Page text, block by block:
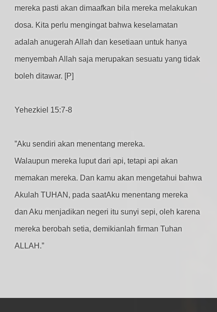
mereka pasti akan dimaafkan bila mereka melakukan
dosa. Kita perlu mengingat bahwa keselamatan
adalah anugerah Allah dan kesetiaan untuk hanya
menyembah Allah saja merupakan sesuatu yang tidak
boleh ditawar. [P]
Yehezkiel 15:7-8
”Aku sendiri akan menentang mereka.
Walaupun mereka luput dari api, tetapi api akan
memakan mereka. Dan kamu akan mengetahui bahwa
Akulah TUHAN, pada saatAku menentang mereka
dan Aku menjadikan negeri itu sunyi sepi, oleh karena
mereka berobah setia, demikianlah firman Tuhan
ALLAH.”